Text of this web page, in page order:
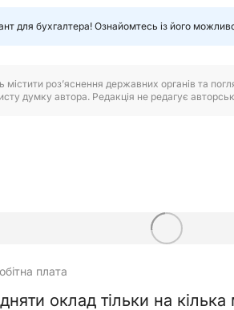
для бухгалтера! Ознайомтесь із його
містити роз’яснення державних органів та
думку автора. Редакція не редагує
плата
оклад тільки на кілька